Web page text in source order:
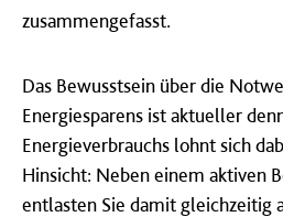
zusammengefasst.
Das Bewusstsein über die
Energiesparens ist aktueller
Energieverbrauchs lohnt sich
Hinsicht: Neben einem aktiven
entlasten Sie damit gleichzeitig